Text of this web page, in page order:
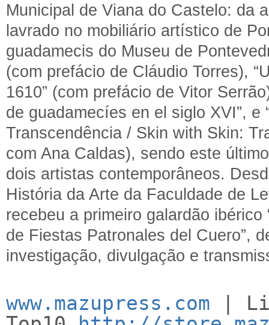
Municipal de Viana do Castelo: da
lavrado no mobiliário artístico de
guadamecis do Museu de
(com prefácio de Cláudio Torres),
1610” (com prefácio de Vitor
de guadamecíes en el siglo XVI”,
Transcendência / Skin with Skin:
com Ana Caldas), sendo este
dois artistas contemporâneos.
História da Arte da Faculdade de
recebeu a primeiro galardão ibérico
de Fiestas Patronales del Cuero”,
investigação, divulgação e
www.mazupress.com |